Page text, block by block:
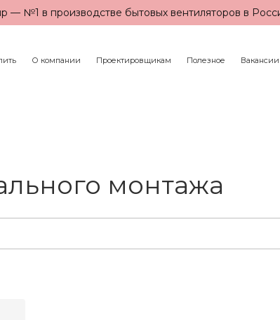
— №1 в производстве бытовых вентиляторов в
О компании Проектировщикам Полезное Вакансии
монтажа